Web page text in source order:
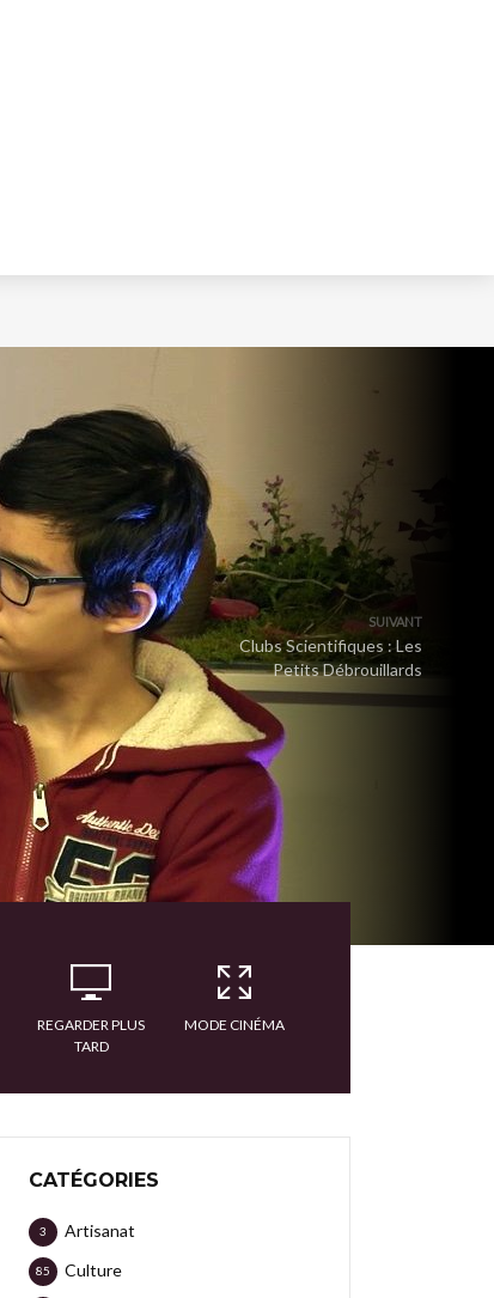
SUIVANT
Clubs Scientifiques : Les
Petits Débrouillards
REGARDER PLUS
TARD
MODE CINÉMA
CATÉGORIES
Artisanat
3
Culture
85